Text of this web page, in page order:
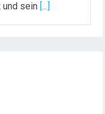
sein [...]
Chef de Rang
und